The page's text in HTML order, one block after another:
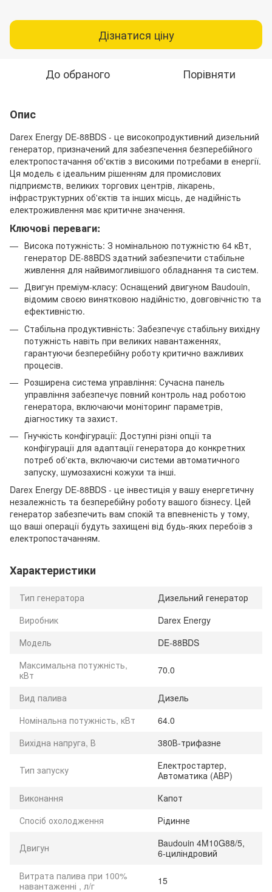
Дізнатися ціну
До обраного Порівняти
Опис
Darex Energy DE-88BDS - це високопродуктивний дизельний
генератор, призначений для забезпечення безперебійного
електропостачання об'єктів з високими потребами в енергії.
Ця модель є ідеальним рішенням для промислових
підприємств, великих торгових центрів, лікарень,
інфраструктурних об'єктів та інших місць, де надійність
електроживлення має критичне значення.
Ключові переваги:
Висока потужність: З номінальною потужністю 64 кВт,
генератор DE-88BDS здатний забезпечити стабільне
живлення для найвимогливішого обладнання та систем.
Двигун преміум-класу: Оснащений двигуном Baudouin,
відомим своєю винятковою надійністю, довговічністю та
ефективністю.
Стабільна продуктивність: Забезпечує стабільну вихідну
потужність навіть при великих навантаженнях,
гарантуючи безперебійну роботу критично важливих
процесів.
Розширена система управління: Сучасна панель
управління забезпечує повний контроль над роботою
генератора, включаючи моніторинг параметрів,
діагностику та захист.
Гнучкість конфігурації: Доступні різні опції та
конфігурації для адаптації генератора до конкретних
потреб об'єкта, включаючи системи автоматичного
запуску, шумозахисні кожухи та інші.
Darex Energy DE-88BDS - це інвестиція у вашу енергетичну
незалежність та безперебійну роботу вашого бізнесу. Цей
генератор забезпечить вам спокій та впевненість у тому,
що ваші операції будуть захищені від будь-яких перебоїв з
електропостачанням.
Характеристики
Тип генератора
Дизельний генератор
Виробник
Darex Energy
Модель
DE-88BDS
Максимальна потужність,
кВт
70.0
Вид палива
Дизель
Номінальна потужність, кВт
64.0
Вихідна напруга, В
380В-трифазне
Тип запуску
Електростартер,
Автоматика (АВР)
Виконання
Капот
Спосіб охолодження
Рідинне
Двигун
Baudouin 4M10G88/5,
6-циліндровий
Витрата палива при 100%
навантаженні , л/г
15